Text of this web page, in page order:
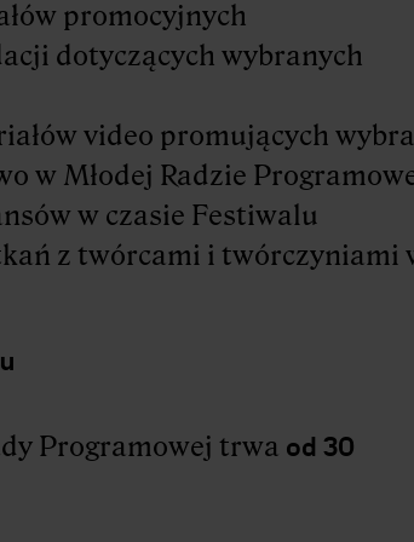
promocyjnych
dotyczących wybranych
video promujących
w Młodej Radzie
w czasie Festiwalu
z twórcami i twórczyniami
Programowej trwa od 30